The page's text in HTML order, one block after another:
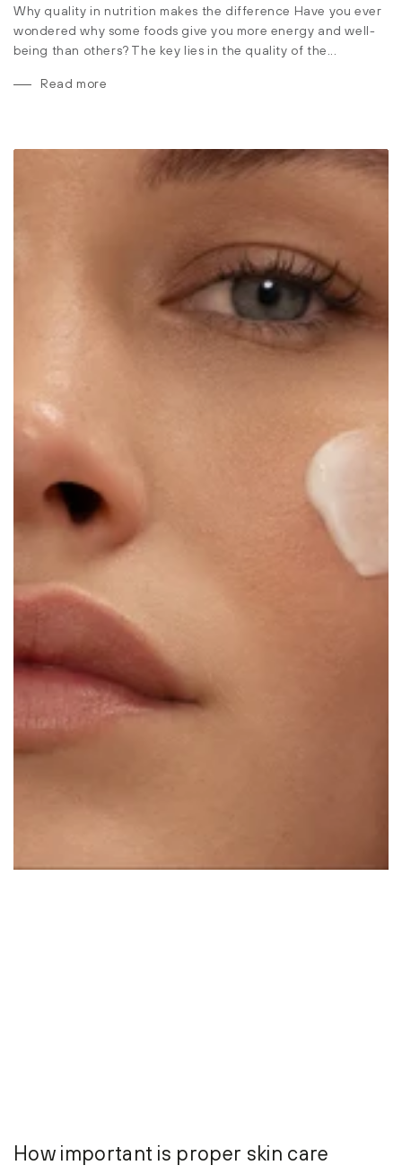
Why quality in nutrition makes the difference Have you ever
wondered why some foods give you more energy and well-
being than others? The key lies in the quality of the...
Read more
How important is proper skin care